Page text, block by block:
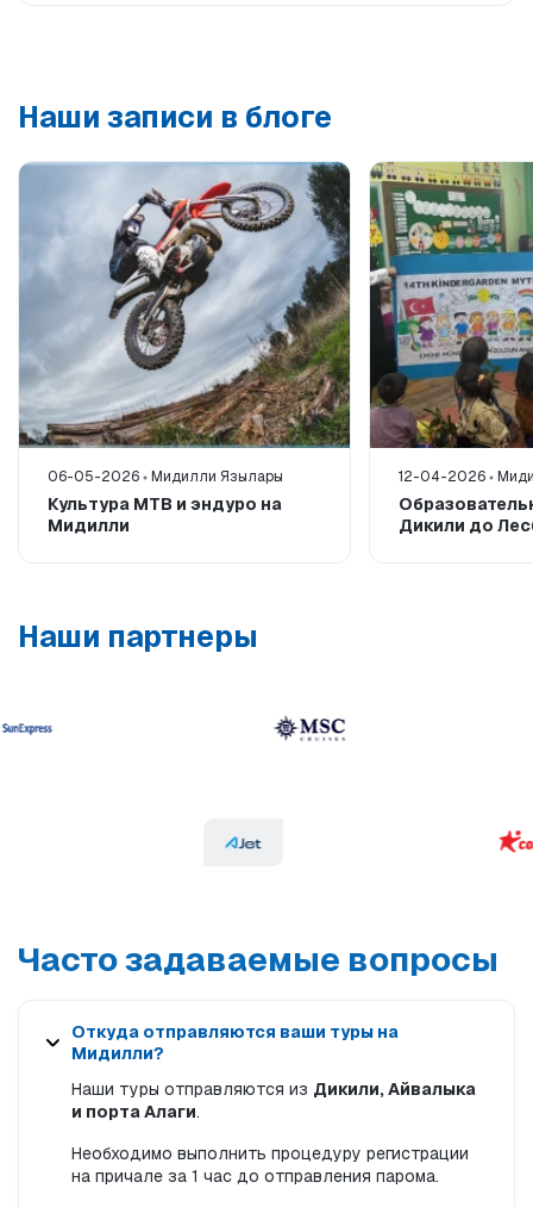
Наши записи в блоге
06-05-2026 Мидилли Язылары
Культура MTB и эндуро на
Мидилли
12-04-2026
Дикили до
Наши партнеры
Часто задаваемые вопросы
Откуда отправляются ваши туры на
Мидилли?
Наши туры отправляются из Дикили, Айвалыка
и порта Алаги.
Необходимо выполнить процедуру регистрации
на причале за 1 час до отправления парома.